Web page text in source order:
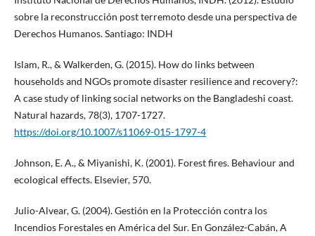
sobre la reconstrucción post terremoto desde una perspectiva de
Derechos Humanos. Santiago: INDH
Islam, R., & Walkerden, G. (2015). How do links between
households and NGOs promote disaster resilience and recovery?:
A case study of linking social networks on the Bangladeshi coast.
Natural hazards, 78(3), 1707-1727.
https://doi.org/10.1007/s11069-015-1797-4
Johnson, E. A., & Miyanishi, K. (2001). Forest fires. Behaviour and
ecological effects. Elsevier, 570.
Julio-Alvear, G. (2004). Gestión en la Protección contra los
Incendios Forestales en América del Sur. En González-Cabán, A